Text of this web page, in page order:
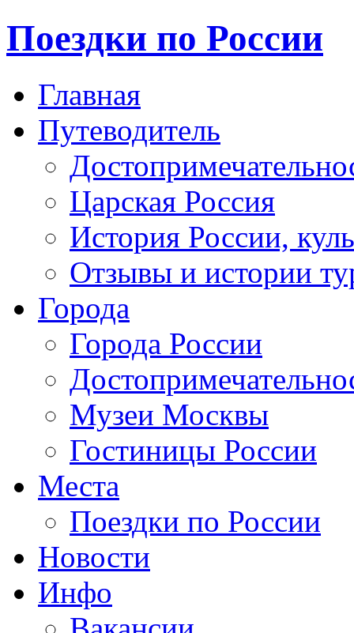
Поездки по России
Главная
Путеводитель
Царская Россия
История России,
Отзывы и истории
Города
Города России
Музеи Москвы
Гостиницы России
Места
Поездки по России
Новости
Инфо